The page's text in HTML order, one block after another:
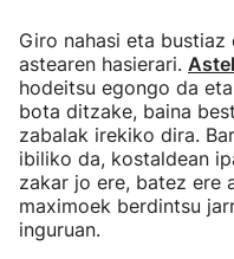
Giro nahasi eta
astearen hasierari.
hodeitsu egongo da
bota ditzake, baina
zabalak irekiko dira.
ibiliko da, kostaldean
zakar jo ere, batez ere
maximoek berdintsu
inguruan.